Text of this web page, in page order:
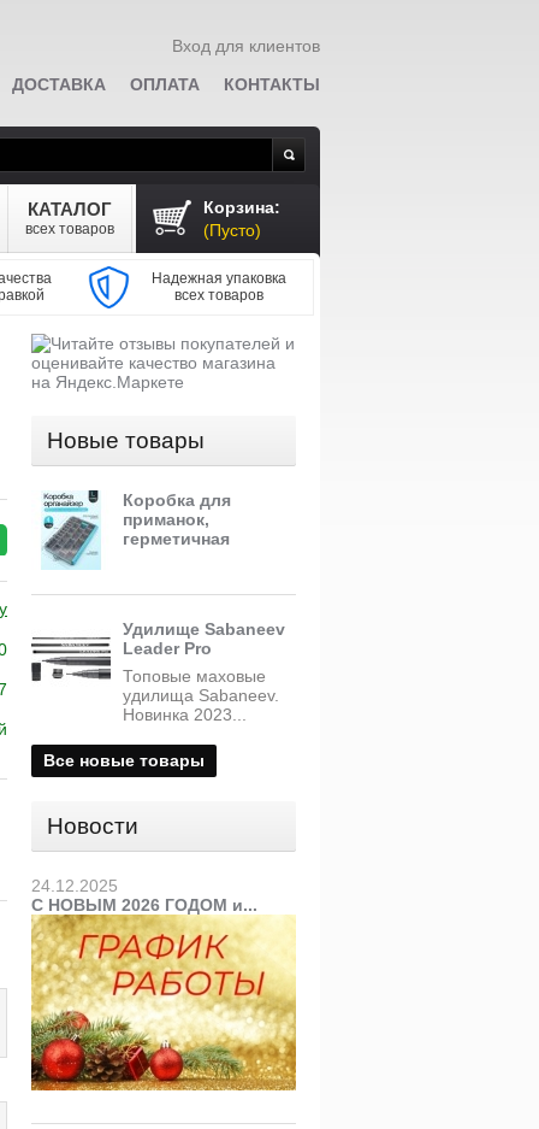
Вход для клиентов
Корзина:
(Пусто)
ДОСТАВКА ОПЛАТА КОНТАКТЫ
КАТАЛОГ
всех товаров
Надежная упаковка
всех товаров
Новые товары
Коробка для
приманок,
герметичная
Удилище Sabaneev
Leader Pro
Топовые маховые
удилища Sabaneev.
Новинка 2023...
Все новые товары
Новости
24.12.2025
С НОВЫМ 2026 ГОДОМ и...